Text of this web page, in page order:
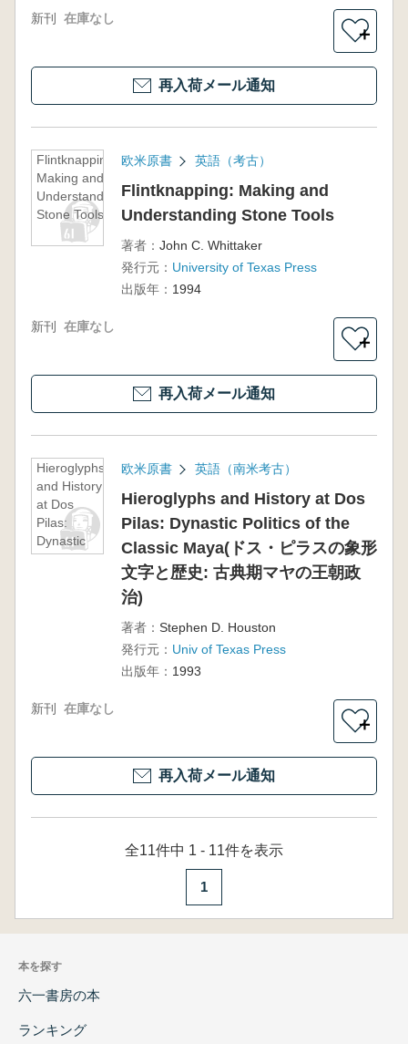
新刊 在庫なし
＋
再入荷メール通知
Flintknapping:
Making and
Understanding
Stone Tools
欧米原書 英語（考古）
Flintknapping: Making and
Understanding Stone Tools
著者： John C. Whittaker
発行元： University of Texas Press
出版年： 1994
新刊 在庫なし
＋
再入荷メール通知
Hieroglyphs
and History
at Dos
Pilas:
Dynastic
Politics of
欧米原書 英語（南米考古）
Hieroglyphs and History at Dos
Pilas: Dynastic Politics of the
Classic Maya(ドス・ピラスの象形
文字と歴史: 古典期マヤの王朝政
治)
著者： Stephen D. Houston
発行元： Univ of Texas Press
出版年： 1993
新刊 在庫なし
＋
再入荷メール通知
全11件中 1 - 11件を表示
1
本を探す
六一書房の本
ランキング